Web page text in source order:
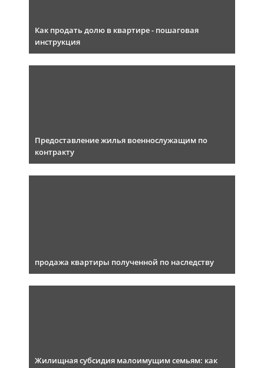
Как продать долю в квартире - пошаговая
инструкция
Предоставление жилья военнослужащим по
контракту
продажа квартиры полученной по наследству
Жилищная субсидия малоимущим семьям: как